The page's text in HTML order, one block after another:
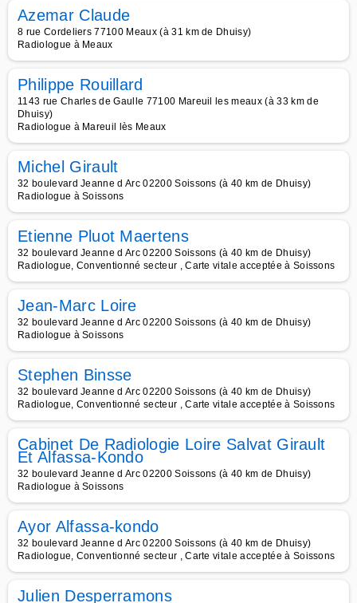
Azemar Claude
8 rue Cordeliers 77100 Meaux (à 31 km de Dhuisy)
Radiologue à Meaux
Philippe Rouillard
1143 rue Charles de Gaulle 77100 Mareuil les meaux (à 33 km de
Dhuisy)
Radiologue à Mareuil lès Meaux
Michel Girault
32 boulevard Jeanne d Arc 02200 Soissons (à 40 km de Dhuisy)
Radiologue à Soissons
Etienne Pluot Maertens
32 boulevard Jeanne d Arc 02200 Soissons (à 40 km de Dhuisy)
Radiologue, Conventionné secteur , Carte vitale acceptée à Soissons
Jean-Marc Loire
32 boulevard Jeanne d Arc 02200 Soissons (à 40 km de Dhuisy)
Radiologue à Soissons
Stephen Binsse
32 boulevard Jeanne d Arc 02200 Soissons (à 40 km de Dhuisy)
Radiologue, Conventionné secteur , Carte vitale acceptée à Soissons
Cabinet De Radiologie Loire Salvat Girault
Et Alfassa-Kondo
32 boulevard Jeanne d Arc 02200 Soissons (à 40 km de Dhuisy)
Radiologue à Soissons
Ayor Alfassa-kondo
32 boulevard Jeanne d Arc 02200 Soissons (à 40 km de Dhuisy)
Radiologue, Conventionné secteur , Carte vitale acceptée à Soissons
Julien Desperramons